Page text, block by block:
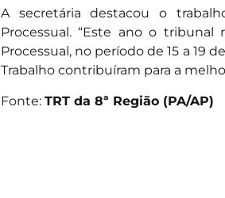
A secretária destacou o
Processual. “Este ano o
Processual, no período de 15 a 19
Trabalho contribuíram para a
Fonte: TRT da 8ª Região (PA/AP)